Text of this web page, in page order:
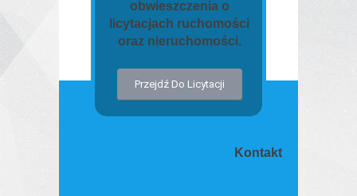
obwieszczenia o
licytacjach ruchomości
oraz nieruchomości.
Przejdź Do Licytacji
Kontakt